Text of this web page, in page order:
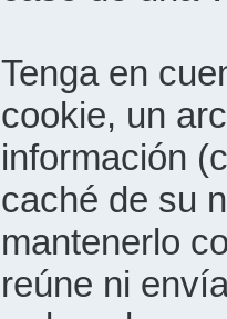
Tenga en
cookie, un
información
caché de su
mantenerlo
reúne ni